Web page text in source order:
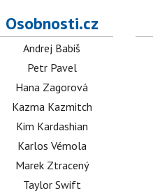
Osobnosti.cz
Andrej Babiš
Petr Pavel
Hana Zagorová
Kazma Kazmitch
Kim Kardashian
Karlos Vémola
Marek Ztracený
Taylor Swift